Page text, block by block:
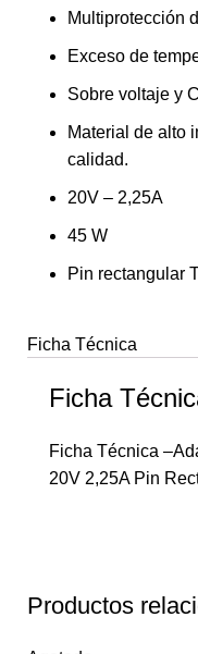
Multiprotección
Exceso de
Sobre voltaje y
Material de alto
calidad.
20V – 2,25A
45 W
Pin rectangular
Ficha Técnica
Ficha
Ficha Técnica
20V 2,25A Pin
Productos